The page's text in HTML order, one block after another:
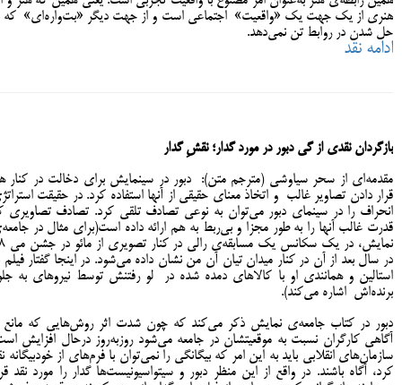
هنری از یک جهت یک «واقعیت» اجتماعی است و از جهت دیگر «بت‌واره‌ای» که
حل شدن در روابط تن نمی‌دهد.
ادامه نقد
بازگردان نقدی از گی دبور در مورد گدار؛ نقشِ گدار
مقدمه‌ای از سحر سیاوشی (مترجم متن): دبور در سینمایش برای دخالت در کنار
قرار دادن تصاویر غالب و اتخاذ معنای حقیقی از آن­ها استفاده کرد. در حقیقت
انحراف را در سینمای دبور می‌توان به نوعی تصادف تلقی کرد. تصادف تصاویری
قدرت غالب آنها را به طور مجزا و بی­‌ربط به هم ارائه داده است(برای مثال در
نمایش، در یک
در سال بعد از آن در کنار میدان تیان آن من نشان داده می‌شود. در این­جا گفتار فیلم
استالین و همانندی او با کالاهای دمده شده در لو رفتنش توسط نیروهای به
برنده‌اش اشاره می‌کند).
دبور در کتاب جامعه‌ی نمایش ذکر می‌کند که چون شدت اثر روش‌هایی که مانع
آگاهی کارگران نسبت به موقعیت­شان در جامعه می‌شود روزبه‌روز درحال افزایش
سازمان‌های انقلابی باید به این امر که بیگانگی را نمی‌توان با فرم‌های از خودبیگانه
کرد، آگاه باشند. در واقع از این منظر دبور و سیتواسیونیست‌ها گدار را مورد نقد